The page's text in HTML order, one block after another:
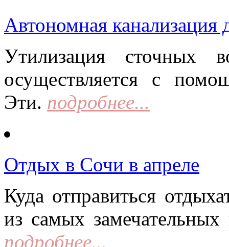
Автономная канализация
Утилизация сточных
осуществляется с
Эти. подробнее...
Отдых в Сочи в апреле
Куда отправиться
из самых замечательных
подробнее...